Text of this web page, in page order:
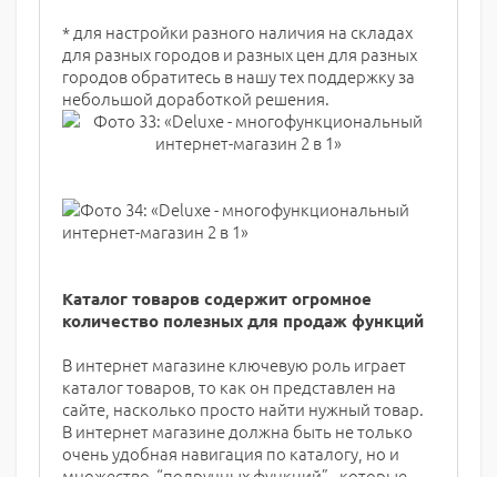
* для настройки разного наличия на складах
для разных городов и разных цен для разных
городов обратитесь в нашу тех поддержку за
небольшой доработкой решения.
Каталог товаров содержит огромное
количество полезных для продаж функций
В интернет магазине ключевую роль играет
каталог товаров, то как он представлен на
сайте, насколько просто найти нужный товар.
В интернет магазине должна быть не только
очень удобная навигация по каталогу, но и